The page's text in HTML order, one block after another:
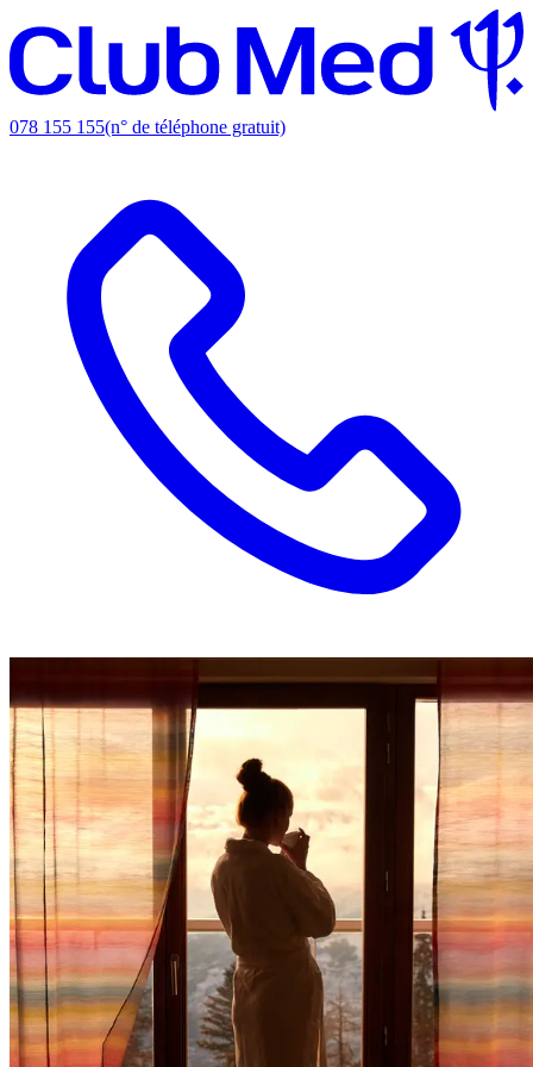
078 155 155(n° de téléphone gratuit)